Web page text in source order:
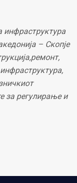
инфраструктура
– Скопје
за регулирање и